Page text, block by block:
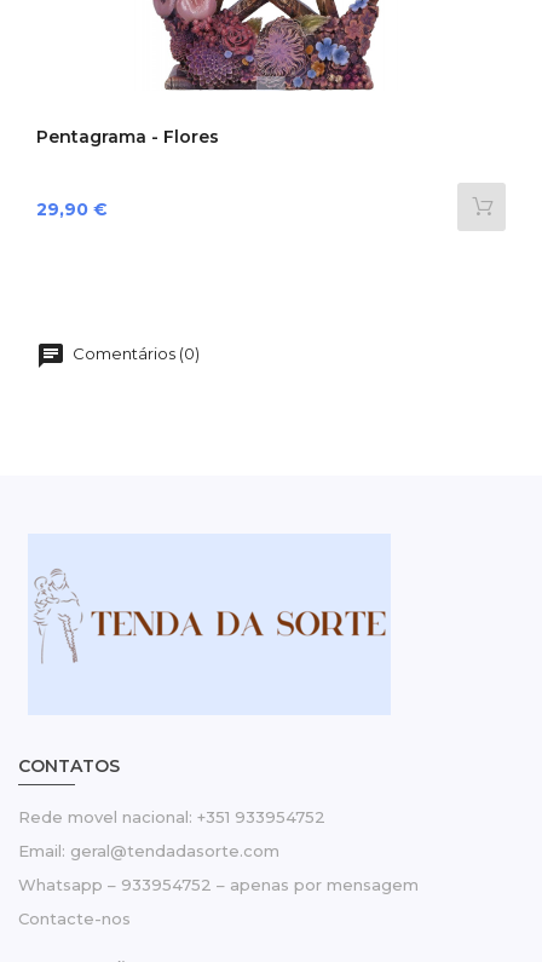
Pentagrama - Flores
Preço
29,90 €
Comentários (0)
CONTATOS
Rede movel nacional: +351 933954752
Email: geral@tendadasorte.com
Whatsapp – 933954752 – apenas por mensagem
Contacte-nos